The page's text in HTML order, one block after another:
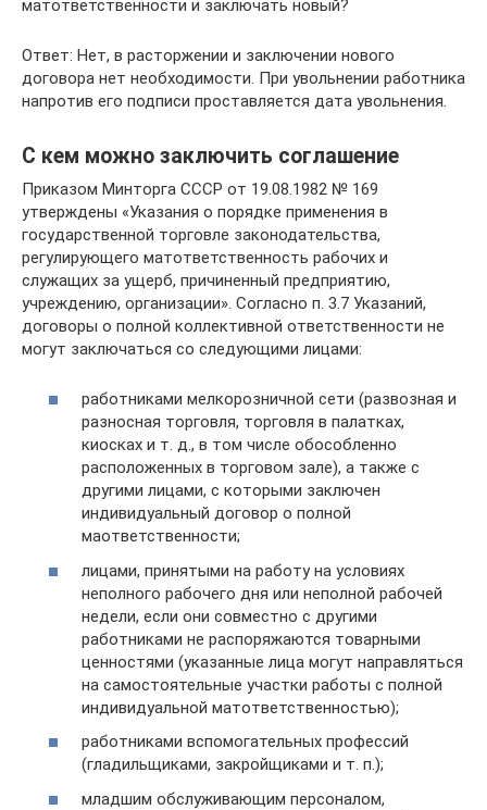
матответственности и заключать новый?
Ответ: Нет, в расторжении и заключении нового
договора нет необходимости. При увольнении работника
напротив его подписи проставляется дата увольнения.
С кем можно заключить соглашение
Приказом Минторга СССР от 19.08.1982 № 169
утверждены «Указания о порядке применения в
государственной торговле законодательства,
регулирующего матответственность рабочих и
служащих за ущерб, причиненный предприятию,
учреждению, организации». Согласно п. 3.7 Указаний,
договоры о полной коллективной ответственности не
могут заключаться со следующими лицами:
работниками мелкорозничной сети (развозная и
разносная торговля, торговля в палатках,
киосках и т. д., в том числе обособленно
расположенных в торговом зале), а также с
другими лицами, с которыми заключен
индивидуальный договор о полной
маответственности;
лицами, принятыми на работу на условиях
неполного рабочего дня или неполной рабочей
недели, если они совместно с другими
работниками не распоряжаются товарными
ценностями (указанные лица могут направляться
на самостоятельные участки работы с полной
индивидуальной матответственностью);
работниками вспомогательных профессий
(гладильщиками, закройщиками и т. п.);
младшим обслуживающим персоналом,